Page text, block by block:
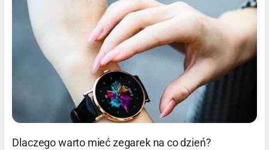
Dlaczego warto mieć zegarek na co dzień?